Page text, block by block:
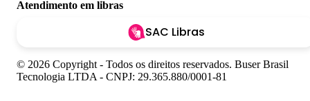
Atendimento em libras
SAC Libras
© 2026 Copyright - Todos os direitos reservados. Buser Brasil
Tecnologia LTDA - CNPJ: 29.365.880/0001-81